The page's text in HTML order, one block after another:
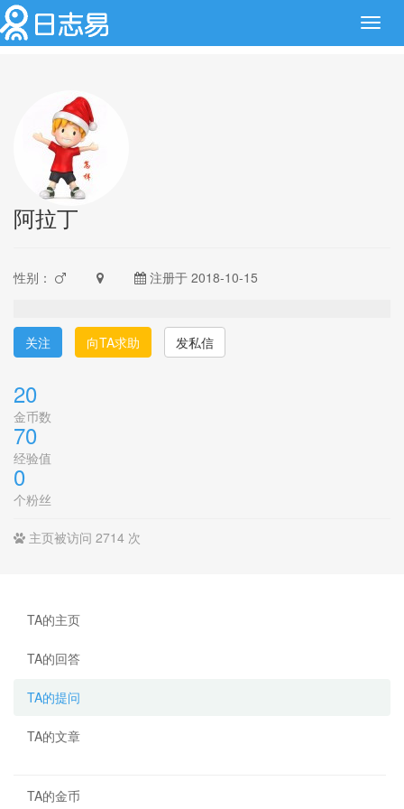
阿拉丁
性别： 注册于 2018-10-15
关注 向TA求助 发私信
20
金币数
70
经验值
0
个粉丝
主页被访问 2714 次
TA的主页
TA的回答
TA的提问
TA的文章
TA的金币